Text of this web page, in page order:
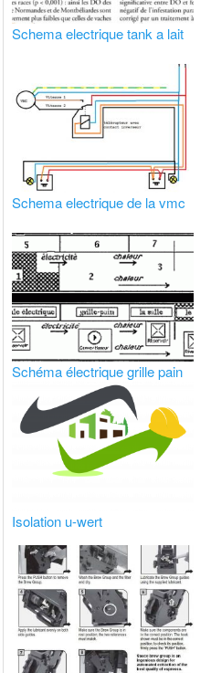
Schema electrique tank a lait
Schema electrique de la vmc
Schéma électrique grille pain
Isolation u-wert